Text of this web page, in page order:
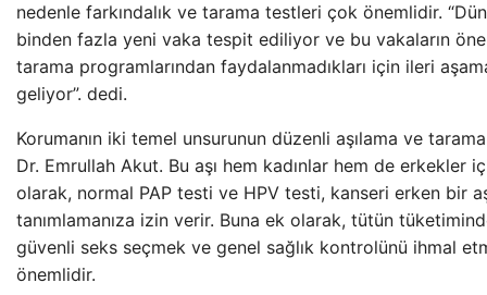
nedenle farkındalık ve tarama testleri çok önemlidir.
binden fazla yeni vaka tespit ediliyor ve bu vakaların
tarama programlarından faydalanmadıkları için ileri
geliyor”. dedi.
Korumanın iki temel unsurunun düzenli aşılama ve
Dr. Emrullah Akut. Bu aşı hem kadınlar hem de erkekler
olarak, normal PAP testi ve HPV testi, kanseri erken bir
tanımlamanıza izin verir. Buna ek olarak, tütün
güvenli seks seçmek ve genel sağlık kontrolünü ihmal
önemlidir.